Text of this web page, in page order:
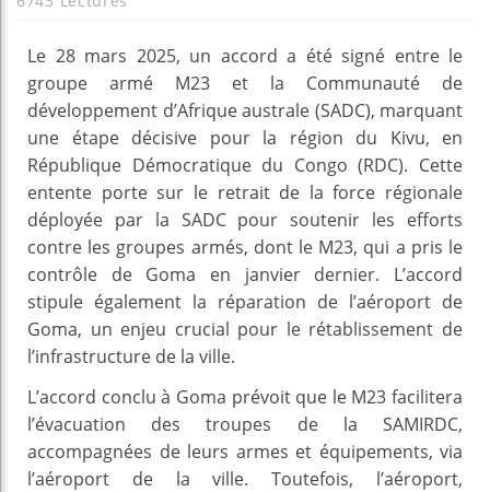
Le 28 mars 2025, un accord a été signé entre le
groupe armé M23 et la Communauté de
développement d’Afrique australe (SADC), marquant
une étape décisive pour la région du Kivu, en
République Démocratique du Congo (RDC). Cette
entente porte sur le retrait de la force régionale
déployée par la SADC pour soutenir les efforts
contre les groupes armés, dont le M23, qui a pris le
contrôle de Goma en janvier dernier. L’accord
stipule également la réparation de l’aéroport de
Goma, un enjeu crucial pour le rétablissement de
l’infrastructure de la ville.
L’accord conclu à Goma prévoit que le M23 facilitera
l’évacuation des troupes de la SAMIRDC,
accompagnées de leurs armes et équipements, via
l’aéroport de la ville. Toutefois, l’aéroport,